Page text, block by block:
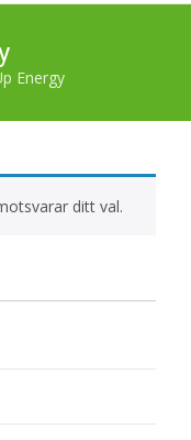
Energy
ditt val.